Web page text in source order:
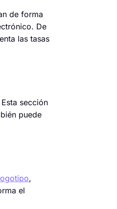
de forma
De
las tasas
sección
puede
,
el